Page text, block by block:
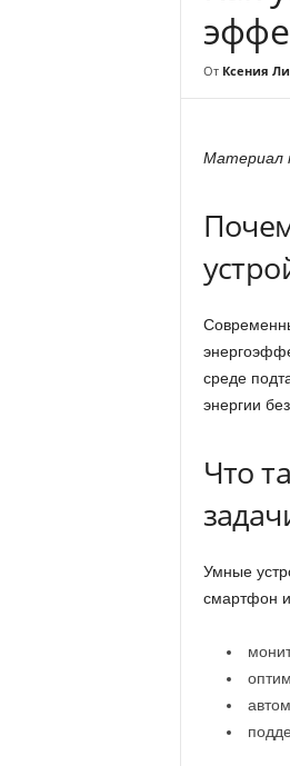
От Ксения
Материал
среде
энергии
Что
Умные
смартфон